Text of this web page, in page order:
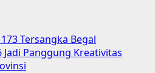
Tersangka Begal
Jadi Panggung Kreativitas